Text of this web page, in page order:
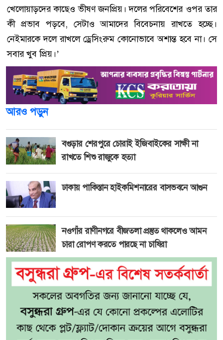
খেলোয়াড়দের কাছেও ভীষণ জনপ্রিয়। দলের পরিবেশের ওপর তার
কী প্রভাব পড়বে, সেটাও আমাদের বিবেচনায় রাখতে হচ্ছে।
নেইমারকে দলে রাখলে ড্রেসিংরুম কোনোভাবে অশান্ত হবে না। সে
সবার খুব প্রিয়।’
আরও পড়ুন
বগুড়ার শেরপুরে চোরাই ইজিবাইকের সাক্ষী না
রাখতে শিশু রাজুকে হত্যা
ঢাকায় পাকিস্তান হাইকমিশনারের বাসভবনে আগুন
নওগাঁর রাণীনগরে বীজতলা প্রস্তুত থাকলেও আমন
চারা রোপণ করতে পারছে না চাষিরা